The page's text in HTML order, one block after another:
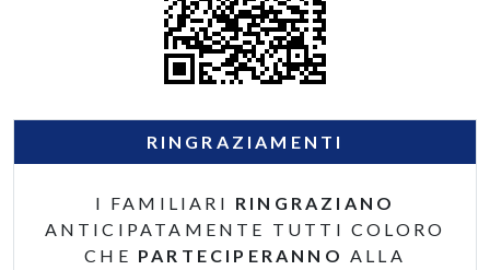
RINGRAZIAMENTI
I FAMILIARI RINGRAZIANO
ANTICIPATAMENTE TUTTI COLORO
CHE PARTECIPERANNO ALLA